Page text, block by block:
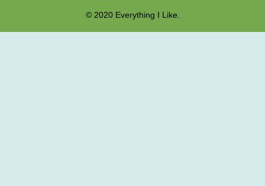
© 2020 Everything I Like.